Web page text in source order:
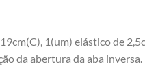
1(um) elástico de
da abertura da aba inversa.